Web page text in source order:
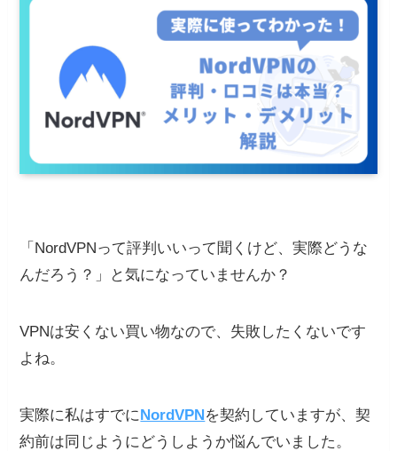
「NordVPNって評判いいって聞くけど、実際どうな
んだろう？」と気になっていませんか？
VPNは安くない買い物なので、失敗したくないです
よね。
実際に私はすでにNordVPNを契約していますが、契
約前は同じようにどうしようか悩んでいました。